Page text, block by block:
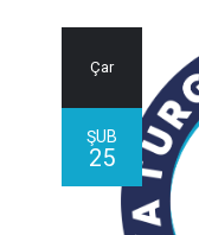
Çar
ŞUB
25